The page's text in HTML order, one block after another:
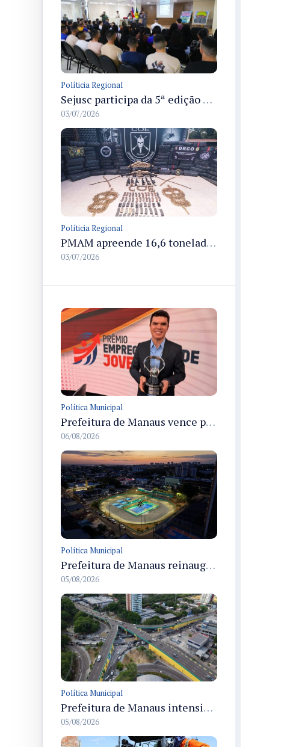
Políticia Regional
Sejusc participa da 5ª edição do Caminhos Literários com foco na cultura hip-hop nas unidades socioeducativas
03/07/2026
Políticia Regional
PMAM apreende 16,6 toneladas de entorpecentes e registra aumento nas prisões em flagrante e nas capturas de foragidos no primeiro semestre de 2026
03/07/2026
Política Municipal
Prefeitura de Manaus vence prêmio nacional na categoria Estágio e recebe troféu em São Paulo
06/08/2026
Política Municipal
Prefeitura de Manaus reinaugura o Velódromo Professora Alzira Campos e entrega espaço esportivo totalmente revitalizado
05/08/2026
Política Municipal
Prefeitura de Manaus intensifica obras de modernização no viaduto Miguel Arraes para ampliar segurança e acessibilidade na região
05/08/2026